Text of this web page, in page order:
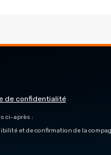
de confidentialité
ci-après :
et de confirmation de la